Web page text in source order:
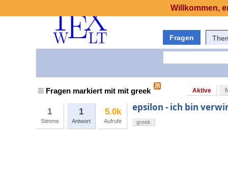
Fragen
Fragen markiert mit mit greek Aktive
1
Stimme
1
Antwort
5.0k
Aufrufe
epsilon - ich bin
greek
Willkommen,